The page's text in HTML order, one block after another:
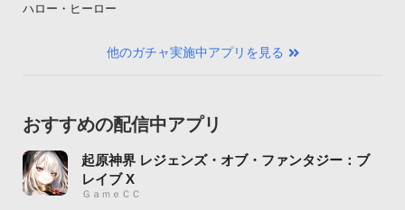
ハロー・ヒーロー
他のガチャ実施中アプリを見る
おすすめの配信中アプリ
起原神界 レジェンズ・オブ・ファンタジー：ブ
レイブ X
ＧａｍｅＣＣ